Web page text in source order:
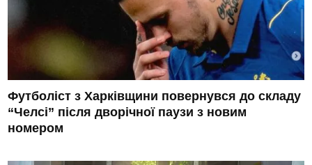
Футболіст з Харківщини повернувся до складу
“Челсі” після дворічної паузи з новим
номером